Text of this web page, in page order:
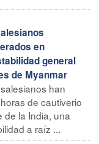
en
general
de Myanmar
han
de cautiverio
de la India, una
a raíz ...